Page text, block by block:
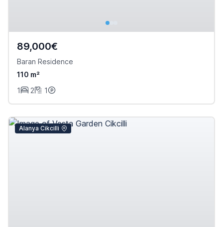
89,000€
Baran Residence
110 m²
1
2 1
Alanya Cikcilli